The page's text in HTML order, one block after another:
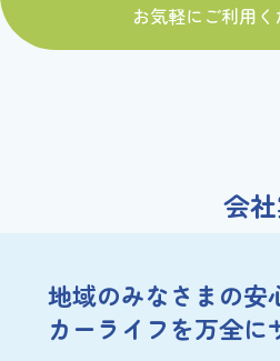
お気軽にご利用く
会
地域のみなさまの安
カーライフを万全に